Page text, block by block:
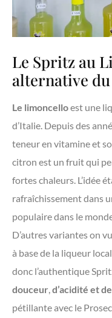
Le Spritz au
alternative
Le limoncelloest une
d’Italie. Depuis des
teneur en vitamine et
citron est un fruit qui
fortes chaleurs. L’idée
rafraîchissement dans
populaire dans le
D’autres variantes on
à base de la liqueur
donc l’authentique
douceur,d’acidité et
pétillante avec le